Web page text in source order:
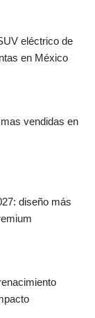
eléctrico de
en México
vendidas en
diseño más